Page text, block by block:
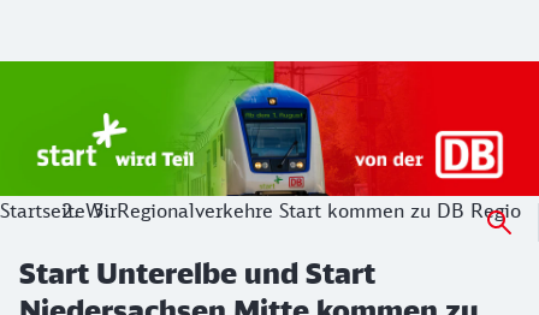
Start Unterelbe und Start
Ab August 2026 ist Start Teil der DB Regio. Ziel ist ein
StartseiteWirRegionalverkehre Start kommen zu DB Regio
Start Unterelbe und Start